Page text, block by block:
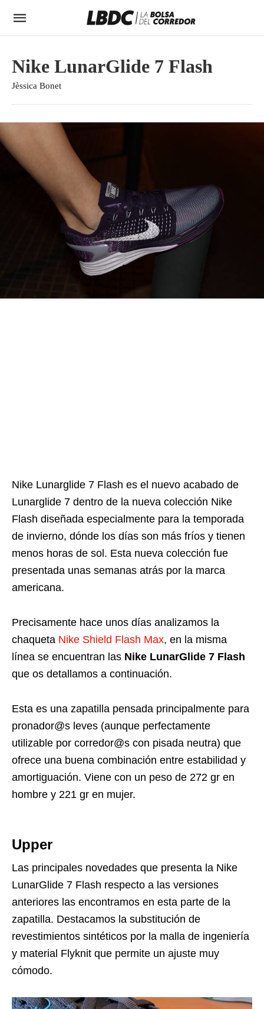
Nike LunarGlide 7 Flash
Jèssica Bonet
Nike Lunarglide 7 Flash es el nuevo acabado de
Lunarglide 7 dentro de la nueva colección Nike
Flash diseñada especialmente para la temporada
de invierno, dónde los días son más fríos y tienen
menos horas de sol. Esta nueva colección fue
presentada unas semanas atrás por la marca
americana.
Precisamente hace unos días analizamos la
chaqueta Nike Shield Flash Max, en la misma
línea se encuentran las Nike LunarGlide 7 Flash
que os detallamos a continuación.
Esta es una zapatilla pensada principalmente para
pronador@s leves (aunque perfectamente
utilizable por corredor@s con pisada neutra) que
ofrece una buena combinación entre estabilidad y
amortiguación. Viene con un peso de 272 gr en
hombre y 221 gr en mujer.
Upper
Las principales novedades que presenta la Nike
LunarGlide 7 Flash respecto a las versiones
anteriores las encontramos en esta parte de la
zapatilla. Destacamos la substitución de
revestimientos sintéticos por la malla de ingeniería
y material Flyknit que permite un ajuste muy
cómodo.